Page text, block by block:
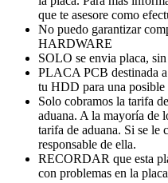
que te asesore como
No puedo garantizar
HARDWARE
SOLO se envia placa,
PLACA PCB destinada
tu HDD para una posible
Solo cobramos la tarifa
aduana. A la mayoría de
tarifa de aduana. Si se le
responsable de ella.
RECORDAR que esta
con problemas en la